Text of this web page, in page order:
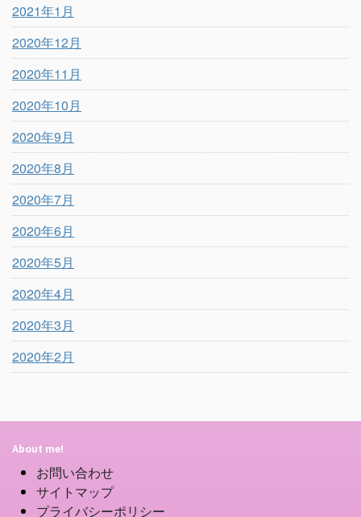
2021年1月
2020年12月
2020年11月
2020年10月
2020年9月
2020年8月
2020年7月
2020年6月
2020年5月
2020年4月
2020年3月
2020年2月
About me!
お問い合わせ
サイトマップ
プライバシーポリシー